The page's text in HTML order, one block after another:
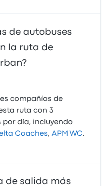
de autobuses
la ruta de
compañías de
ruta con 3
por día, incluyendo
Coaches,APM WC.
de salida más